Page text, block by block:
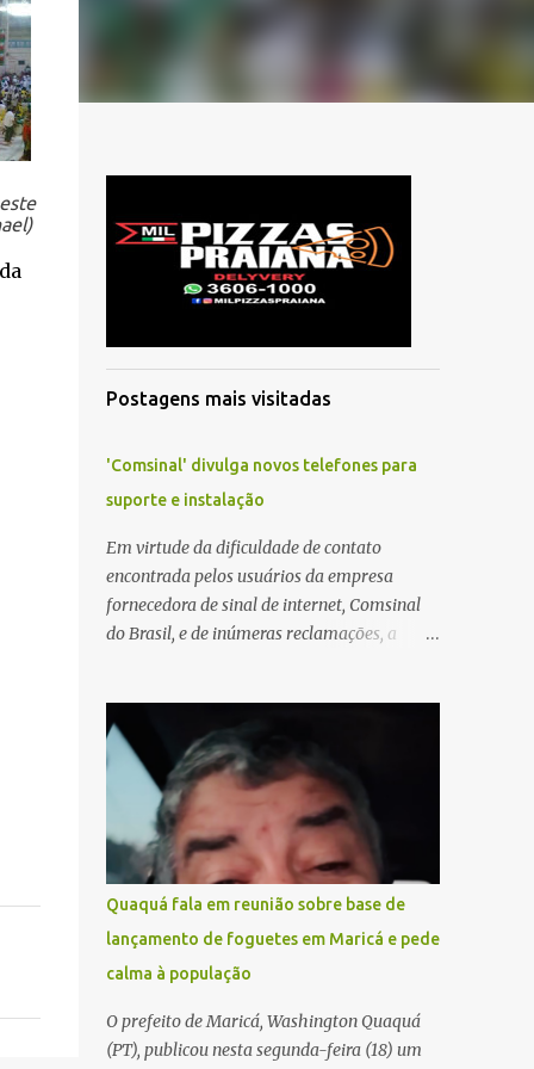
Postagens mais visitadas
'Comsinal' divulga novos telefones para
suporte e instalação
Em virtude da dificuldade de contato
encontrada pelos usuários da empresa
fornecedora de sinal de internet, Comsinal
do Brasil, e de inúmeras reclamações, a
suporte técnico. Confira, a seguir: 2623-
5858, 2623-9006 e 26235651
Quaquá fala em reunião sobre base de
lançamento de foguetes em Maricá e pede
calma à população
O prefeito de Maricá, Washington Quaquá
(PT), publicou nesta segunda-feira (18) um